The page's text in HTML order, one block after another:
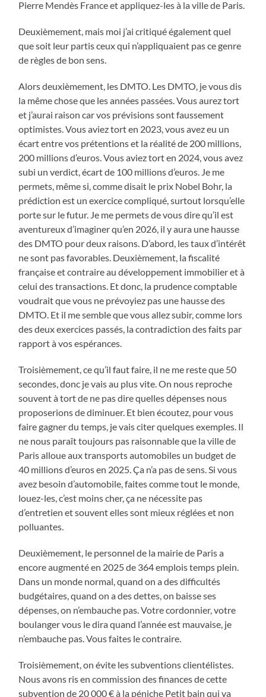
Pierre Mendès France et appliquez-les à la ville de Paris.
Deuxièmement, mais moi j’ai critiqué également quel
que soit leur partis ceux qui n’appliquaient pas ce genre
de règles de bon sens.
Alors deuxièmement, les DMTO. Les DMTO, je vous dis
la même chose que les années passées. Vous aurez tort
et j’aurai raison car vos prévisions sont faussement
optimistes. Vous aviez tort en 2023, vous avez eu un
écart entre vos prétentions et la réalité de 200 millions,
200 millions d’euros. Vous aviez tort en 2024, vous avez
subi un verdict, écart de 100 millions d’euros. Je me
permets, même si, comme disait le prix Nobel Bohr, la
prédiction est un exercice compliqué, surtout lorsqu’elle
porte sur le futur. Je me permets de vous dire qu’il est
aventureux d’imaginer qu’en 2026, il y aura une hausse
des DMTO pour deux raisons. D’abord, les taux d’intérêt
ne sont pas favorables. Deuxièmement, la fiscalité
française et contraire au développement immobilier et à
celui des transactions. Et donc, la prudence comptable
voudrait que vous ne prévoyiez pas une hausse des
DMTO. Et il me semble que vous allez subir, comme lors
des deux exercices passés, la contradiction des faits par
rapport à vos espérances.
Troisièmement, ce qu’il faut faire, il ne me reste que 50
secondes, donc je vais au plus vite. On nous reproche
souvent à tort de ne pas dire quelles dépenses nous
proposerions de diminuer. Et bien écoutez, pour vous
faire gagner du temps, je vais citer quelques exemples. Il
ne nous paraît toujours pas raisonnable que la ville de
Paris alloue aux transports automobiles un budget de
40 millions d’euros en 2025. Ça n’a pas de sens. Si vous
avez besoin d’automobile, faites comme tout le monde,
louez-les, c’est moins cher, ça ne nécessite pas
d’entretien et souvent elles sont mieux réglées et non
polluantes.
Deuxièmement, le personnel de la mairie de Paris a
encore augmenté en 2025 de 364 emplois temps plein.
Dans un monde normal, quand on a des difficultés
budgétaires, quand on a des dettes, on baisse ses
dépenses, on n’embauche pas. Votre cordonnier, votre
boulanger vous le dira quand l’année est mauvaise, je
n’embauche pas. Vous faites le contraire.
Troisièmement, on évite les subventions clientélistes.
Nous avons ris en commission des finances de cette
subvention de 20 000 € à la péniche Petit bain qui va